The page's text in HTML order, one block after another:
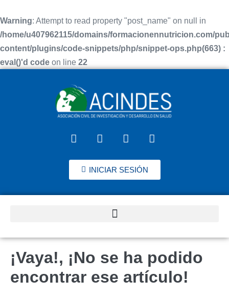
Warning: Attempt to read property "post_name" on null in
/home/u407962115/domains/formacionennutricion.com/
content/plugins/code-snippets/php/snippet-ops.php(663) :
eval()'d code on line 22
INICIAR SESIÓN
¡Vaya!, ¡No se ha podido
encontrar ese artículo!